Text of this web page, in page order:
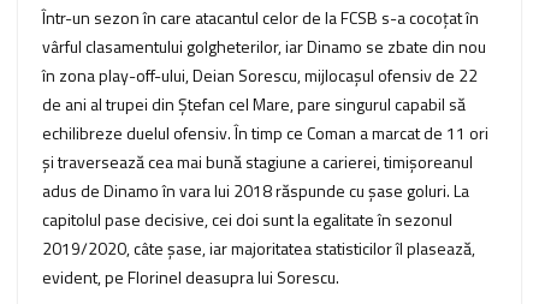
Într-un sezon în care atacantul celor de la FCSB s-a cocoțat în
vârful clasamentului golgheterilor, iar Dinamo se zbate din nou
în zona play-off-ului, Deian Sorescu, mijlocașul ofensiv de 22
de ani al trupei din Ștefan cel Mare, pare singurul capabil să
echilibreze duelul ofensiv. În timp ce Coman a marcat de 11 ori
și traversează cea mai bună stagiune a carierei, timișoreanul
adus de Dinamo în vara lui 2018 răspunde cu șase goluri. La
capitolul pase decisive, cei doi sunt la egalitate în sezonul
2019/2020, câte șase, iar majoritatea statisticilor îl plasează,
evident, pe Florinel deasupra lui Sorescu.